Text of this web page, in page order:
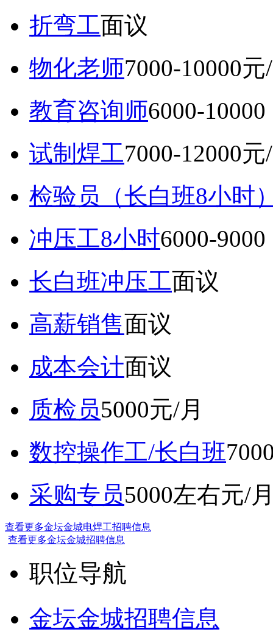
折弯工面议
物化老师7000-10000元
教育咨询师6000-
试制焊工7000-12000元
检验员（长白班8小时
冲压工8小时6000-
长白班冲压工面议
高薪销售面议
成本会计面议
质检员5000元/月
数控操作工/长白班
采购专员5000左右元/
查看更多金坛金城电焊工招聘信息
查看更多金坛金城招聘信息
职位导航
金坛金城招聘信息